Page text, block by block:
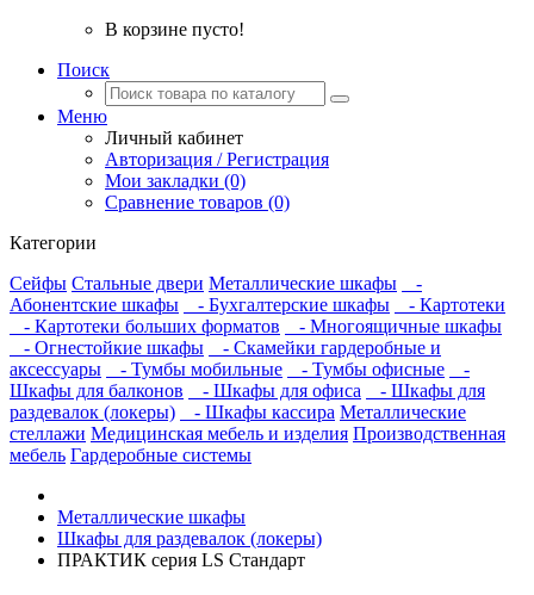
В корзине пусто!
Поиск
Меню
Личный кабинет
Авторизация / Регистрация
Мои закладки (0)
Сравнение товаров (0)
Категории
Сейфы Стальные двери Металлические шкафы
-
Абонентские шкафы
- Бухгалтерские шкафы
- Картотеки
- Картотеки больших форматов
- Многоящичные шкафы
- Огнестойкие шкафы
- Скамейки гардеробные и
аксессуары
- Тумбы мобильные - Тумбы офисные
-
Шкафы для балконов
- Шкафы для офиса
- Шкафы для
раздевалок (локеры)
- Шкафы кассира Металлические
стеллажи Медицинская мебель и изделия Производственная
мебель Гардеробные системы
Металлические шкафы
Шкафы для раздевалок (локеры)
ПРАКТИК cерия LS Стандарт